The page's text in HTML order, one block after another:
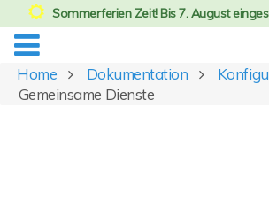
Home Dokumentation
Gemeinsame Dienste
Sommerferien Zeit! Bis 7. August